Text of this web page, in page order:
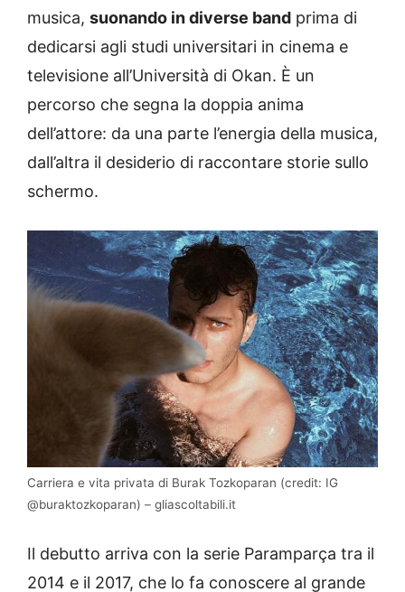
musica, suonando in diverse band prima di
dedicarsi agli studi universitari in cinema e
televisione all’Università di Okan. È un
percorso che segna la doppia anima
dell’attore: da una parte l’energia della musica,
dall’altra il desiderio di raccontare storie sullo
schermo.
Carriera e vita privata di Burak Tozkoparan (credit: IG
@buraktozkoparan) – gliascoltabili.it
Il debutto arriva con la serie Paramparça tra il
2014 e il 2017, che lo fa conoscere al grande